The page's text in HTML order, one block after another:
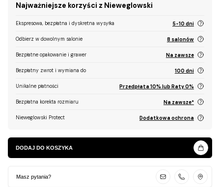
Najważniejsze korzyści z Nieweglowski
Ekspresowa, bezpłatna i dyskretna wysyłka 5-10 dni
Odbierz w dowolnym salonie 8 salonów
Bezpłatne opakowanie i grawer Na zawsze
Bezpłatny zwrot i wymiana do 100 dni
Unikalne płatności Przedpłata 10% lub Raty 0%
Bezpłatna korekta rozmiaru Na zawsze*
Nieweglowski Protect Dodatkowa ochrona
DODAJ DO KOSZYKA
Masz pytania?